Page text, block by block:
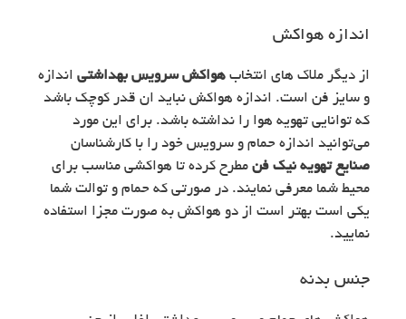
اندازه هواکش
از دیگر ملاک های انتخاب هواکش سرویس بهداشتی اندازه
و سایز فن است. اندازه هواکش نباید ان قدر کوچک باشد
که توانایی تهویه هوا را نداشته باشد. برای این مورد
می‌توانید اندازه حمام و سرویس خود را با کارشناسان
صنایع تهویه نیک فن مطرح کرده تا هواکشی مناسب برای
محیط شما معرفی نمایند. در صورتی که حمام و توالت شما
یکی است بهتر است از دو هواکش به صورت مجزا استفاده
نمایید.
جنس بدنه